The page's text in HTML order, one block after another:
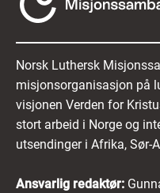
Norsk Luthersk
misjonsorganisasjon på
visjonen Verden for
stort arbeid i Norge og
utsendinger i Afrika, Sør-
Ansvarlig redaktør: